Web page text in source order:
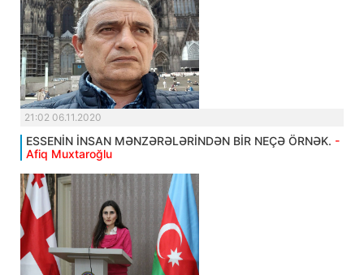
21:02 06.11.2020
ESSENİN İNSAN MƏNZƏRƏLƏRİNDƏN BİR NEÇƏ ÖRNƏK. -
Afiq Muxtaroğlu